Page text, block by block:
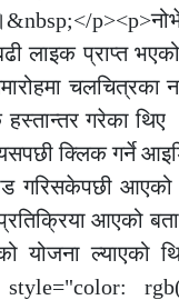
लाइक प्राप्त
चलचित्रका
गरेका थिए
क्लिक गर्ने
गरिसकेपछी आएको
प्रतिक्रिया आएको
योजना ल्याएको